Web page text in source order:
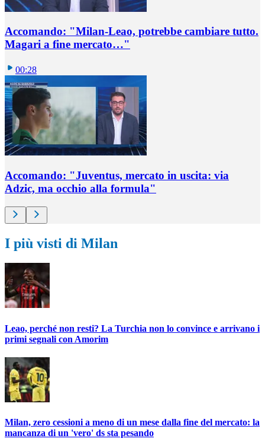
Accomando: "Milan-Leao, potrebbe cambiare tutto.
Magari a fine mercato…"
00:28
Accomando: "Juventus, mercato in uscita: via
Adzic, ma occhio alla formula"
I più visti di Milan
Leao, perché non resti? La Turchia non lo convince e arrivano i
primi segnali con Amorim
Milan, zero cessioni a meno di un mese dalla fine del mercato: la
mancanza di un 'vero' ds sta pesando